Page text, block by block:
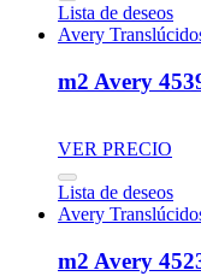
Lista de deseos
Avery
m2 Avery
VER PRECIO
Lista de deseos
Avery
m2 Avery